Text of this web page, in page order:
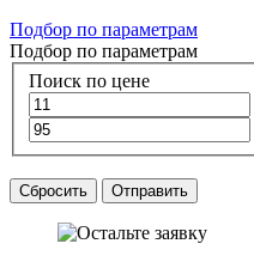
Подбор по параметрам
Подбор по параметрам
Поиск по цене
Сбросить Отправить